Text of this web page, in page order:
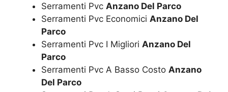
Serramenti Pvc Anzano Del Parco
Serramenti Pvc Economici Anzano Del
Parco
Serramenti Pvc I Migliori Anzano Del
Parco
Serramenti Pvc A Basso Costo Anzano
Del Parco